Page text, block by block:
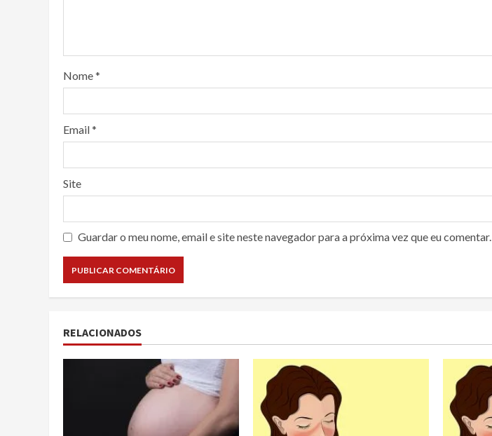
Nome*
Email*
Site
Guardar o meu nome, email e site neste navegador para a próxima vez que eu comentar.
RELACIONADOS